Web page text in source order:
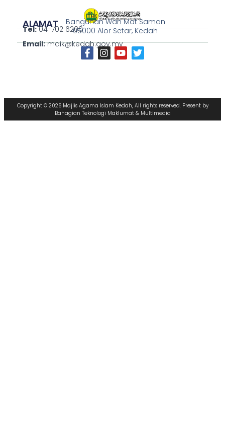
ALAMAT
Bangunan Wan Mat Saman
05000 Alor Setar, Kedah
Tel:04-702 6200
Email:maik@kedah.gov.my
Copyright © 2026 Majlis Agama Islam Kedah, All rights reserved. Present by
Bahagian Teknologi Maklumat & Multimedia